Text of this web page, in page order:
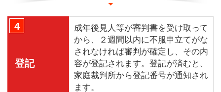
4
登記
成年後見人等が審判書を受け取って
から、２週間以内に不服申立てがな
されなければ審判が確定し、その内
容が登記されます。登記が済むと、
家庭裁判所から登記番号が通知され
ます。